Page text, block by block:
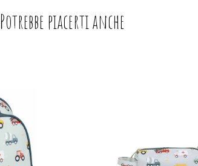
Potrebbe piacerti anche